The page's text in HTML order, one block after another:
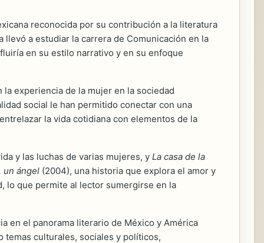
reconocida por su contribución a la literatura
a estudiar la carrera de Comunicación en la
en su estilo narrativo y en su enfoque
experiencia de la mujer en la sociedad
social le han permitido conectar con una
la vida cotidiana con elementos de la
y las luchas de varias mujeres, y La casa de la
un ángel (2004), una historia que explora el amor y
lo que permite al lector sumergirse en la
en el panorama literario de México y América
temas culturales, sociales y políticos,